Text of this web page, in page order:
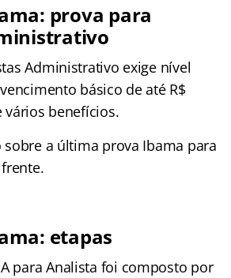
prova para
Administrativo exige nível
básico de até R$
vários benefícios.
a última prova Ibama para
etapas
para Analista foi composto por